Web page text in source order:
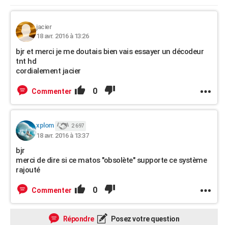
jacier
18 avr. 2016 à 13:26
bjr et merci je me doutais bien vais essayer un décodeur
tnt hd
cordialement jacier
Commenter 0
xplom 2 697
18 avr. 2016 à 13:37
bjr
merci de dire si ce matos "obsolète" supporte ce système
rajouté
Commenter 0
Répondre Posez votre question